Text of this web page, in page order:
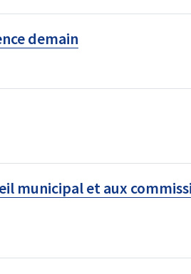
demain
municipal et aux